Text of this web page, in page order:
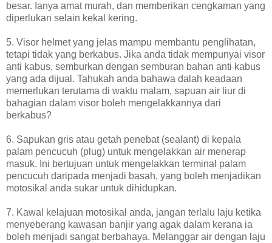
besar. Ianya amat murah, dan memberikan cengkaman yang
diperlukan selain kekal kering.
5. Visor helmet yang jelas mampu membantu penglihatan,
tetapi tidak yang berkabus. Jika anda tidak mempunyai visor
anti kabus, semburkan dengan semburan bahan anti kabus
yang ada dijual. Tahukah anda bahawa dalah keadaan
memerlukan terutama di waktu malam, sapuan air liur di
bahagian dalam visor boleh mengelakkannya dari
berkabus?
6. Sapukan gris atau getah penebat (sealant) di kepala
palam pencucuh (plug) untuk mengelakkan air menerap
masuk. Ini bertujuan untuk mengelakkan terminal palam
pencucuh daripada menjadi basah, yang boleh menjadikan
motosikal anda sukar untuk dihidupkan.
7. Kawal kelajuan motosikal anda, jangan terlalu laju ketika
menyeberang kawasan banjir yang agak dalam kerana ia
boleh menjadi sangat berbahaya. Melanggar air dengan laju